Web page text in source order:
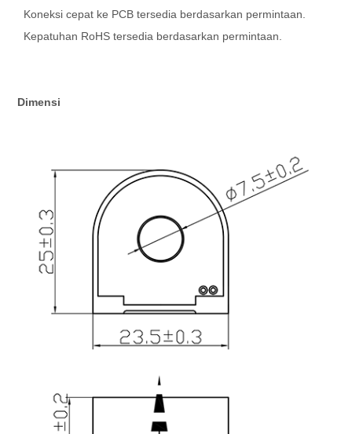
Koneksi cepat ke PCB tersedia berdasarkan permintaan.
Kepatuhan RoHS tersedia berdasarkan permintaan.
Dimensi